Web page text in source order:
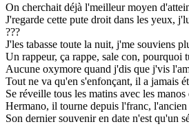
On cherchait déjà l'meilleur moyen
J'regarde cette pute droit dans les yeux,
???
J'les tabasse toute la nuit, j'me souviens
Un rappeur, ça rappe, sale con, pourquoi
Aucune oxymore quand j'dis que j'vis
Tout ne va qu'en s'enfonçant, il a jamais
Se réveille tous les matins avec les
Hermano, il tourne depuis l'franc, l'ancien
Son dernier souvenir en date n'est qu'un